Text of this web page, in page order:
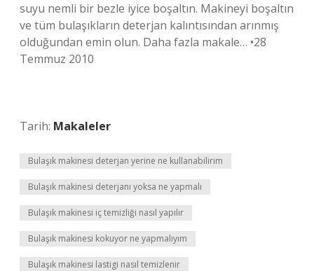
suyu nemli bir bezle iyice boşaltın. Makineyi boşaltın
ve tüm bulaşıkların deterjan kalıntısından arınmış
olduğundan emin olun. Daha fazla makale… •28
Temmuz 2010
Tarih: Makaleler
Bulaşık makinesi deterjan yerine ne kullanabilirim
Bulaşık makinesi deterjanı yoksa ne yapmalı
Bulaşık makinesi iç temizliği nasıl yapılır
Bulaşık makinesi kokuyor ne yapmalıyım
Bulaşık makinesi lastigi nasıl temizlenir